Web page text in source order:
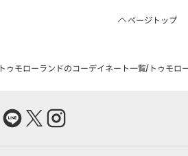
ページトップ
トゥモローランドのコーデイネート一覧 トゥモロ